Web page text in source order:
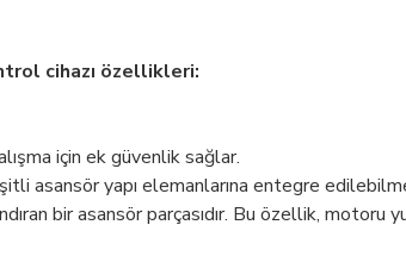
cihazı özellikleri:
için ek güvenlik sağlar.
asansör yapı elemanlarına entegre
bir asansör parçasıdır. Bu özellik,